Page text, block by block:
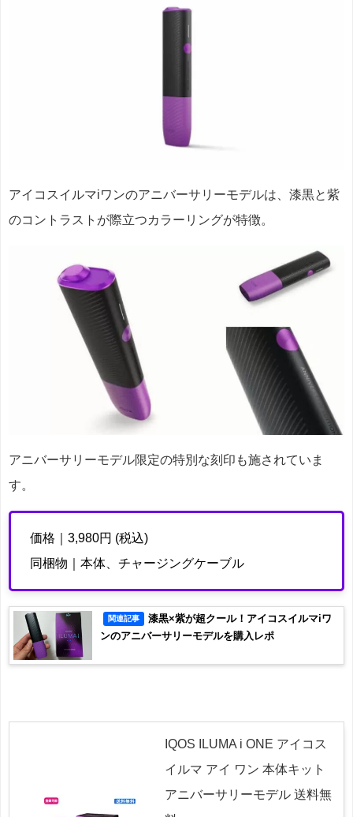
アイコスイルマiワンのアニバーサリーモデルは、漆黒と紫
のコントラストが際立つカラーリングが特徴。
アニバーサリーモデル限定の特別な刻印も施されていま
す。
価格｜3,980円 (税込)
同梱物｜本体、チャージングケーブル
関連記事
漆黒×紫が超クール！アイコスイルマiワ
ンのアニバーサリーモデルを購入レポ
IQOS ILUMA i ONE アイコス
イルマ アイ ワン 本体キット
アニバーサリーモデル 送料無